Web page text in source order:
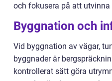
och fokusera på att
Byggnation och
Vid byggnation av vägar,
byggnader är
kontrollerat sätt göra